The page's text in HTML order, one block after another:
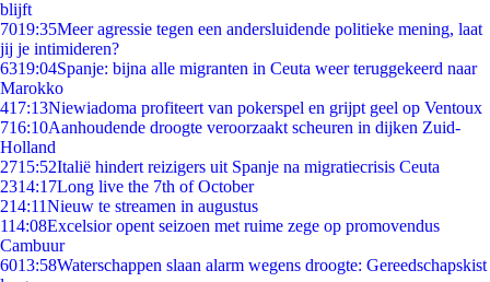
blijft
7019:35Meer agressie tegen een andersluidende politieke mening, laat
jij je intimideren?
6319:04Spanje: bijna alle migranten in Ceuta weer teruggekeerd naar
Marokko
417:13Niewiadoma profiteert van pokerspel en grijpt geel op Ventoux
716:10Aanhoudende droogte veroorzaakt scheuren in dijken Zuid-
Holland
2715:52Italië hindert reizigers uit Spanje na migratiecrisis Ceuta
2314:17Long live the 7th of October
214:11Nieuw te streamen in augustus
114:08Excelsior opent seizoen met ruime zege op promovendus
Cambuur
6013:58Waterschappen slaan alarm wegens droogte: Gereedschapskist